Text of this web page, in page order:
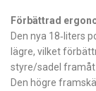
Förbättrad
Den nya 18‑liters
lägre, vilket
styre/sadel framåt
Den högre